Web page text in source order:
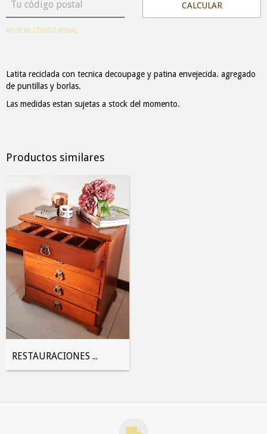
CALCULAR
NO SÉ MI CÓDIGO POSTAL
Latita reciclada con tecnica decoupage y patina envejecida. agregado
de puntillas y borlas.
Las medidas estan sujetas a stock del momento.
Productos similares
RESTAURACIONES de muebles y objetos